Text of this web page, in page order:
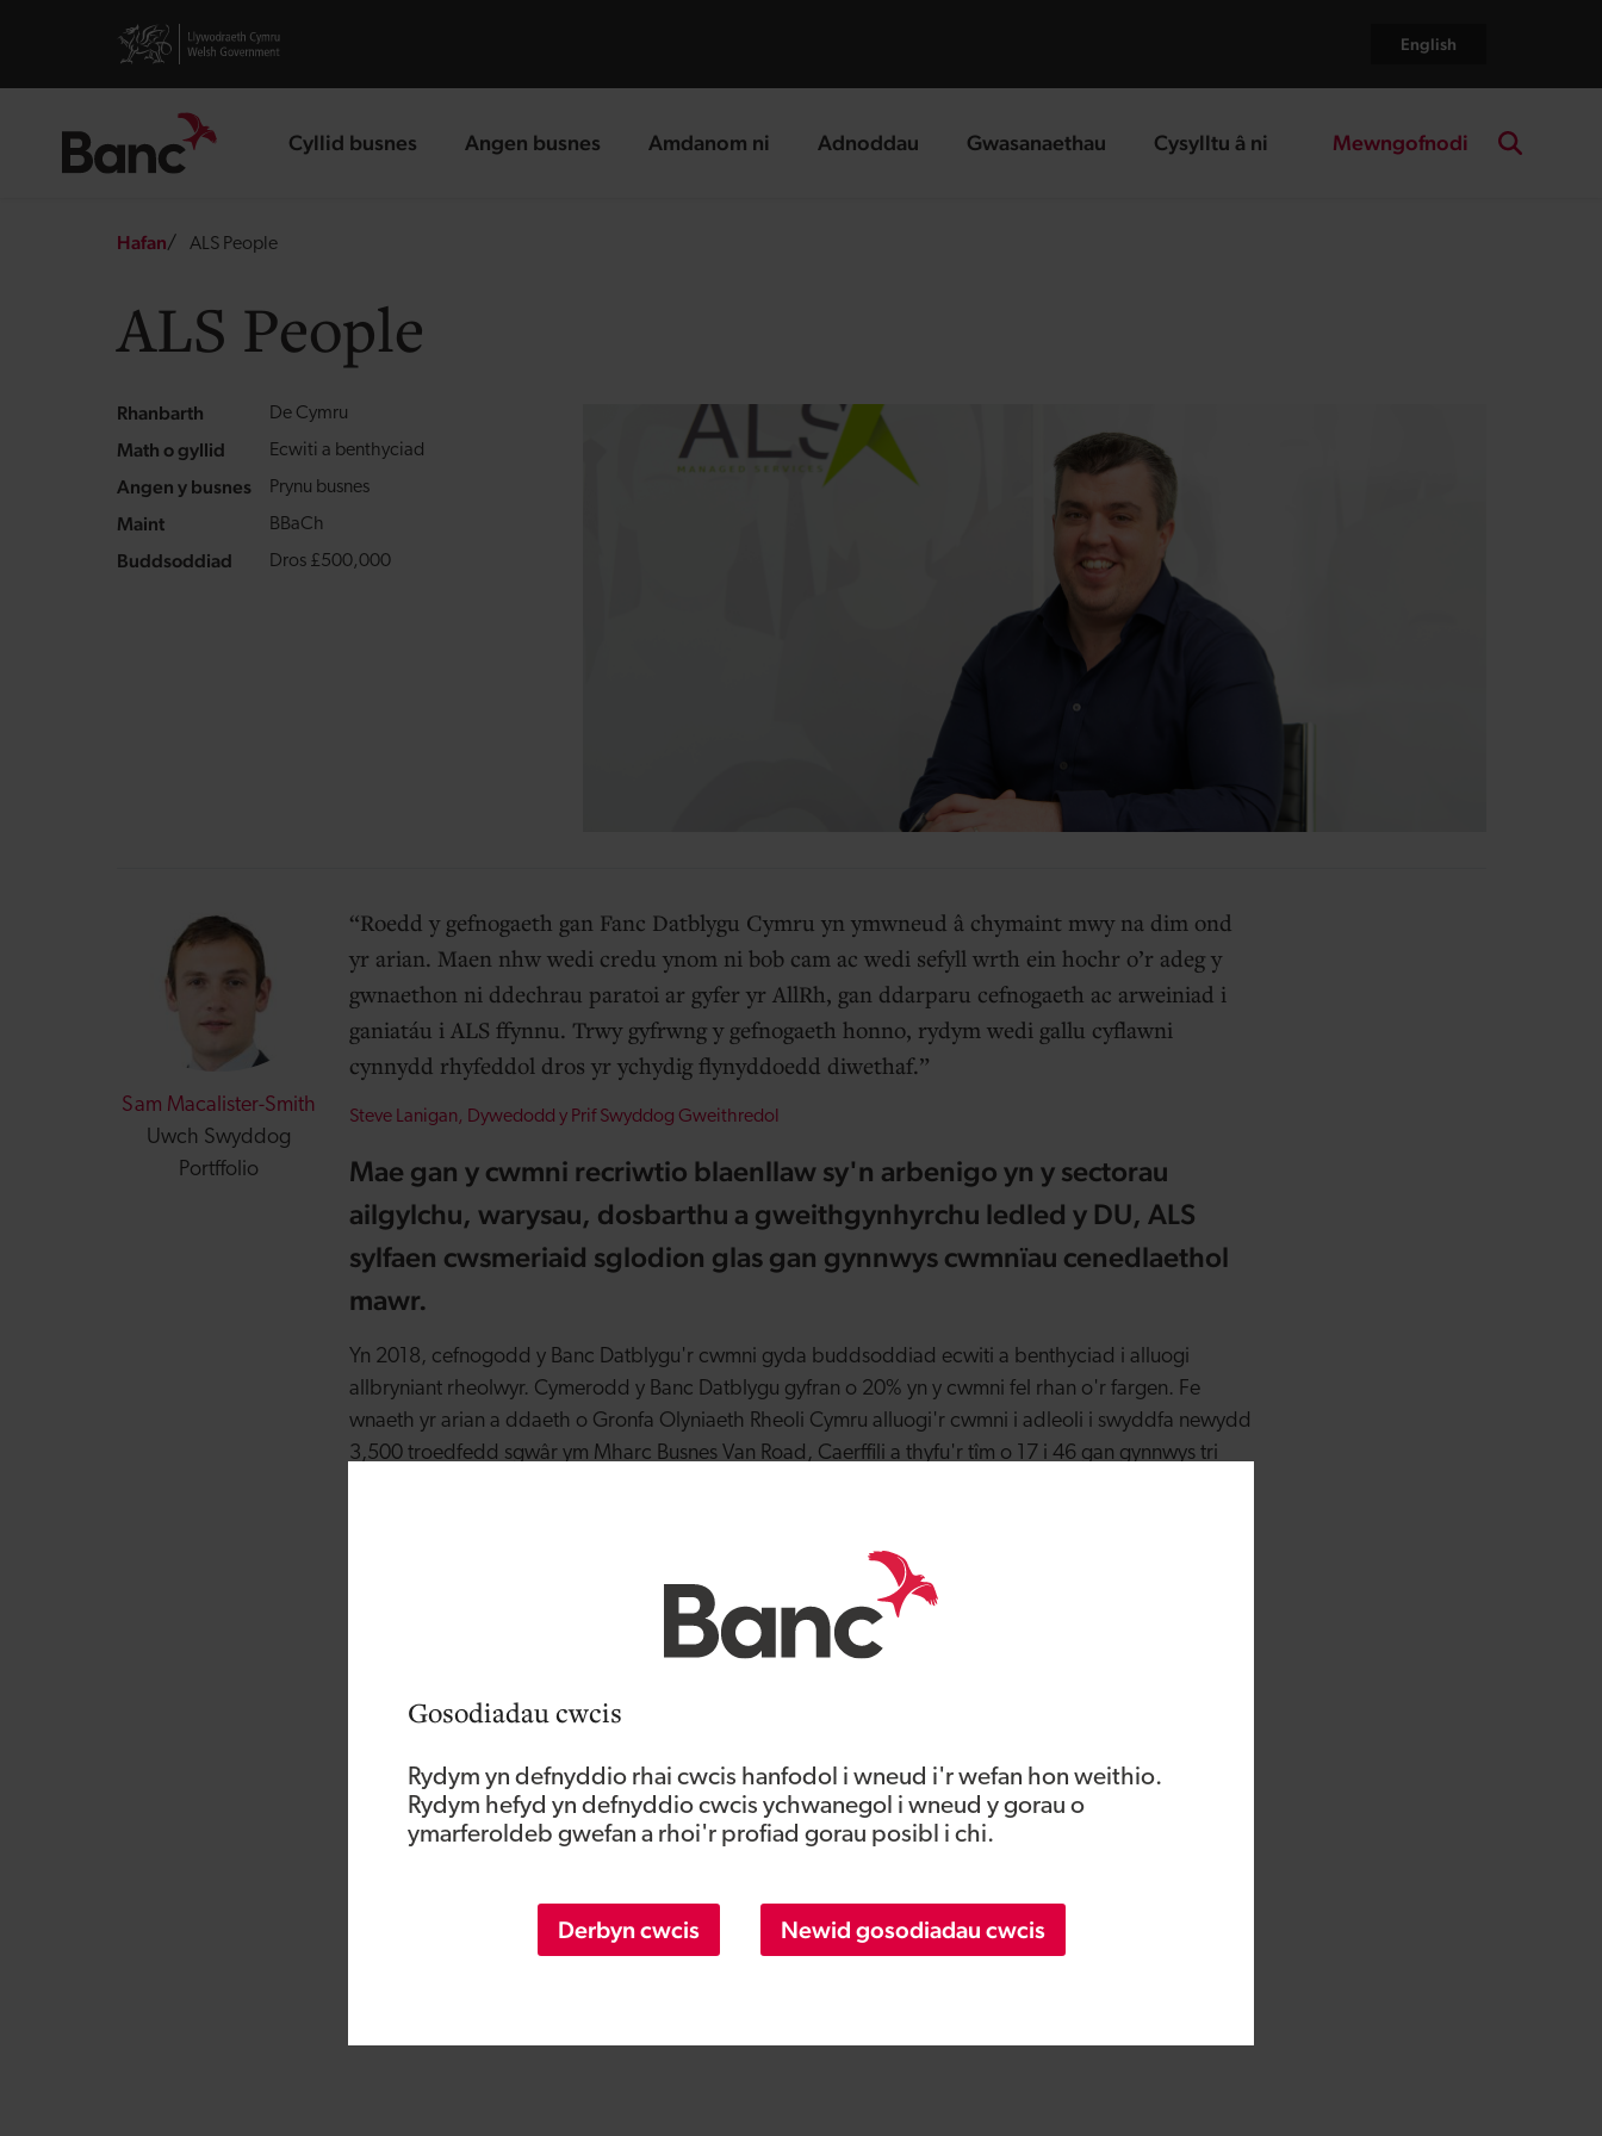
Gosodiadau cwcis
Rydym yn defnyddio rhai cwcis hanfodol i wneud i'r wefan hon weithio.
Rydym hefyd yn defnyddio cwcis ychwanegol i wneud y gorau o
ymarferoldeb gwefan a rhoi'r profiad gorau posibl i chi.
Derbyn cwcis Newid gosodiadau cwcis
Visit gov.wales website English
Cyllid busnes
landing page Angen busnes
landing page Amdanom ni
landing page Adnoddau
landing page Gwasanaethau
landing page Cysylltu â ni
landing page Mewngofnodi
Breadcrumb
Hafan ALS People
ALS People
Rhanbarth De Cymru
Math o gyllid Ecwiti a benthyciad
Angen y busnes Prynu busnes
Maint BBaCh
Buddsoddiad Dros £500,000
Sam Macalister-Smith
Uwch Swyddog
Portffolio
Roedd y gefnogaeth gan Fanc Datblygu Cymru yn ymwneud â chymaint mwy na dim ond
yr arian. Maen nhw wedi credu ynom ni bob cam ac wedi sefyll wrth ein hochr o’r adeg y
gwnaethon ni ddechrau paratoi ar gyfer yr AllRh, gan ddarparu cefnogaeth ac arweiniad i
ganiatáu i ALS ffynnu. Trwy gyfrwng y gefnogaeth honno, rydym wedi gallu cyflawni
cynnydd rhyfeddol dros yr ychydig flynyddoedd diwethaf.
Steve Lanigan, Dywedodd y Prif Swyddog Gweithredol
Mae gan y cwmni recriwtio blaenllaw sy'n arbenigo yn y sectorau
ailgylchu, warysau, dosbarthu a gweithgynhyrchu ledled y DU, ALS
sylfaen cwsmeriaid sglodion glas gan gynnwys cwmnïau cenedlaethol
mawr.
Yn 2018, cefnogodd y Banc Datblygu'r cwmni gyda buddsoddiad ecwiti a benthyciad i alluogi
allbryniant rheolwyr. Cymerodd y Banc Datblygu gyfran o 20% yn y cwmni fel rhan o'r fargen. Fe
wnaeth yr arian a ddaeth o Gronfa Olyniaeth Rheoli Cymru alluogi'r cwmni i adleoli i swyddfa newydd
3,500 troedfedd sgwâr ym Mharc Busnes Van Road, Caerffili a thyfu'r tîm o 17 i 46 gan gynnwys tri
Prif Weithredwr Steve Lanigan wedi prynu'r gyfran o 20% a gymerwyd gan y Banc Datblygu yn ôl.